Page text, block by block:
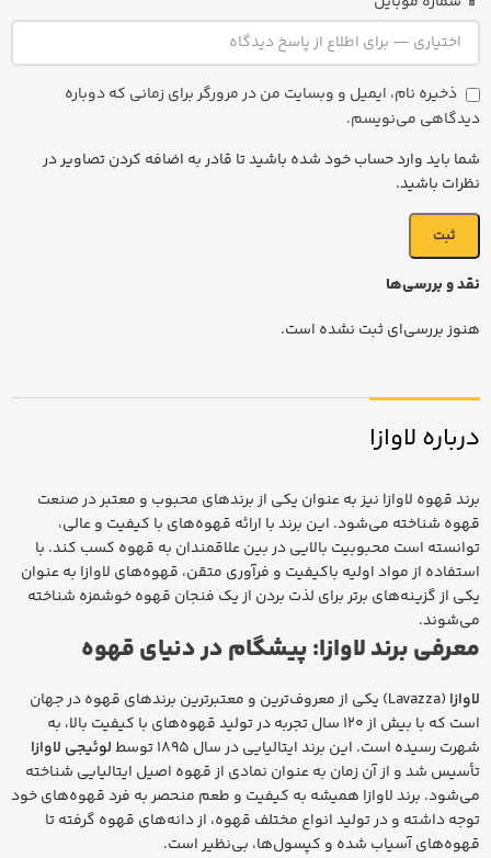
نقد و بررسی‌ها
هنوز بررسی‌ای ثبت نشده است.
ذخیره نام، ایمیل و وبسایت من در مرورگر برای زمانی که دوباره
دیدگاهی می‌نویسم.
شما باید وارد حساب خود شده باشید تا قادر به اضافه کردن تصاویر در
نظرات باشید.
درباره لاوازا
برند قهوه لاوازا نیز به عنوان یکی از برندهای محبوب و معتبر در صنعت
قهوه شناخته می‌شود. این برند با ارائه قهوه‌های با کیفیت و عالی،
توانسته است محبوبیت بالایی در بین علاقمندان به قهوه کسب کند. با
استفاده از مواد اولیه باکیفیت و فرآوری متقن، قهوه‌های لاوازا به عنوان
یکی از گزینه‌های برتر برای لذت بردن از یک فنجان قهوه خوشمزه شناخته
می‌شوند.
معرفی برند لاوازا: پیشگام در دنیای قهوه
لاوازا
(Lavazza) یکی از معروف‌ترین و معتبرترین برندهای قهوه در جهان
است که با بیش از 120 سال تجربه در تولید قهوه‌های با کیفیت بالا، به
شهرت رسیده است. این برند ایتالیایی در سال 1895 توسط
لوئیجی لاوازا
تأسیس شد و از آن زمان به عنوان نمادی از قهوه اصیل ایتالیایی شناخته
می‌شود. برند لاوازا همیشه به کیفیت و طعم منحصر به فرد قهوه‌های خود
توجه داشته و در تولید انواع مختلف قهوه، از دانه‌های قهوه گرفته تا
قهوه‌های آسیاب شده و کپسول‌ها، بی‌نظیر است.